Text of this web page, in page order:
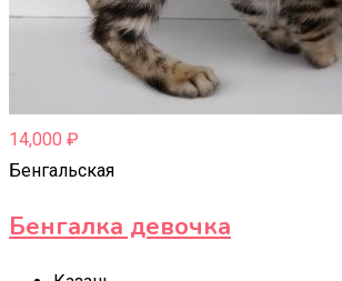
14,000 ₽
Бенгальская
Бенгалка девочка